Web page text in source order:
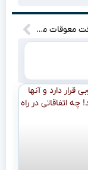
وضعیت پرداخت معوقات معلمان بازنشسته ۱۴۰۰؛ بررسی تازه‌ترین اطلاعات از زبان مدیرعامل صندوق بازنشستگی کشوری